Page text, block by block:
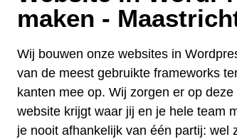
maken -
Wij bouwen onze websites in
van de meest gebruikte frameworks
kanten mee op. Wij zorgen er op
website krijgt waar jij en je hele team
je nooit afhankelijk van één partij: wel